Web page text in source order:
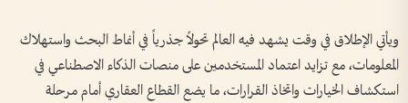
ويأتي الإطلاق في وقت يشهد فيه العالم تحولاً جذرياً في أنماط البحث واستهلاك
المعلومات، مع تزايد اعتماد المستخدمين على منصات الذكاء الاصطناعي في
استكشاف الخيارات واتخاذ القرارات، ما يضع القطاع العقاري أمام مرحلة